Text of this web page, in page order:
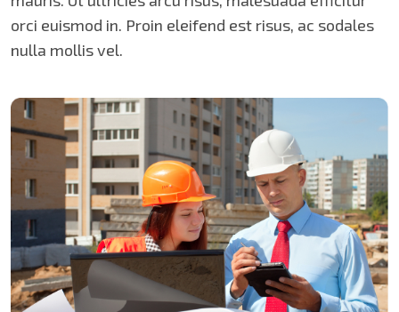
orci euismod in. Proin eleifend est risus, ac sodales
nulla mollis vel.